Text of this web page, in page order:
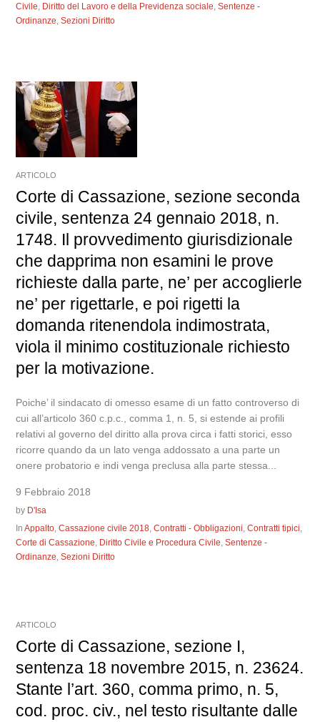
Civile Diritto del Lavoro e della Previdenza sociale ,Sentenze -
Ordinanze ,Sezioni Diritto
ARTICOLO
Corte di Cassazione, sezione seconda
civile, sentenza 24 gennaio 2018, n.
1748. Il provvedimento giurisdizionale
che dapprima non esamini le prove
richieste dalla parte, ne’ per accoglierle
ne’ per rigettarle, e poi rigetti la
domanda ritenendola indimostrata,
viola il minimo costituzionale richiesto
per la motivazione.
Poiche’ il sindacato di omesso esame di un fatto controverso di
cui all’articolo 360 c.p.c., comma 1, n. 5, si estende ai profili
relativi al governo del diritto alla prova circa i fatti storici, esso
ricorre quando da un lato venga addossato a una parte un
onere probatorio e indi venga preclusa alla parte stessa...
9 Febbraio 2018
by D'Isa
InAppalto,Cassazione civile 2018,Contratti - Obbligazioni,Contratti tipici,
Corte di Cassazione, Diritto Civile e Procedura Civile,Sentenze -
Ordinanze,Sezioni Diritto
ARTICOLO
Corte di Cassazione, sezione I,
sentenza 18 novembre 2015, n. 23624.
Stante l’art. 360, comma primo, n. 5,
cod. proc. civ., nel testo risultante dalle